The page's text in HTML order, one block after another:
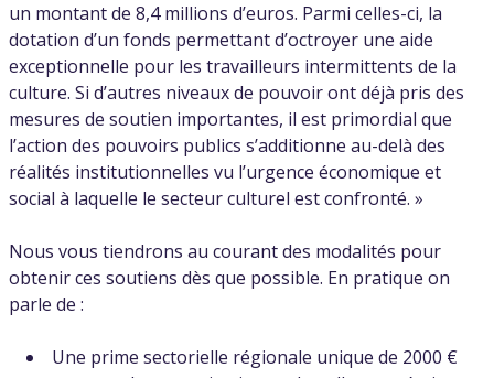
un montant de 8,4 millions d’euros. Parmi celles-ci, la
dotation d’un fonds permettant d’octroyer une aide
exceptionnelle pour les travailleurs intermittents de la
culture. Si d’autres niveaux de pouvoir ont déjà pris des
mesures de soutien importantes, il est primordial que
l’action des pouvoirs publics s’additionne au-delà des
réalités institutionnelles vu l’urgence économique et
social à laquelle le secteur culturel est confronté. »
Nous vous tiendrons au courant des modalités pour
obtenir ces soutiens dès que possible. En pratique on
parle de :
Une prime sectorielle régionale unique de 2000 €